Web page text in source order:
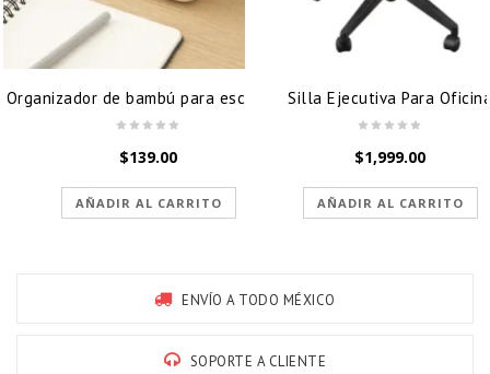
Organizador de bambú para escritorio
$139.00
AÑADIR AL CARRITO
Silla Ejecutiva Para
$1,999.00
AÑADIR AL CARRITO
ENVÍO A TODO MÉXICO
SOPORTE A CLIENTE